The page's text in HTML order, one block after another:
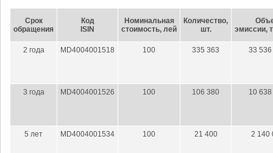
Срок
обращения
Код
ISIN
Номинальная
стоимость, лей
Количество,
шт.
эмиссии,
2 года MD4004001518 100 335 363 33
3 года MD4004001526 100 106 380 10
5 лет MD4004001534 100 21 400 2 140